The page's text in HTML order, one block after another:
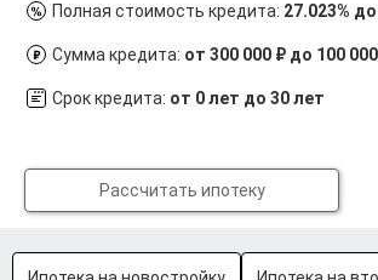
Полная стоимость кредита: 27.023%
Сумма кредита: от 300 000 ₽ до 100
Срок кредита: от 0 лет до 30 лет
Рассчитать ипотеку